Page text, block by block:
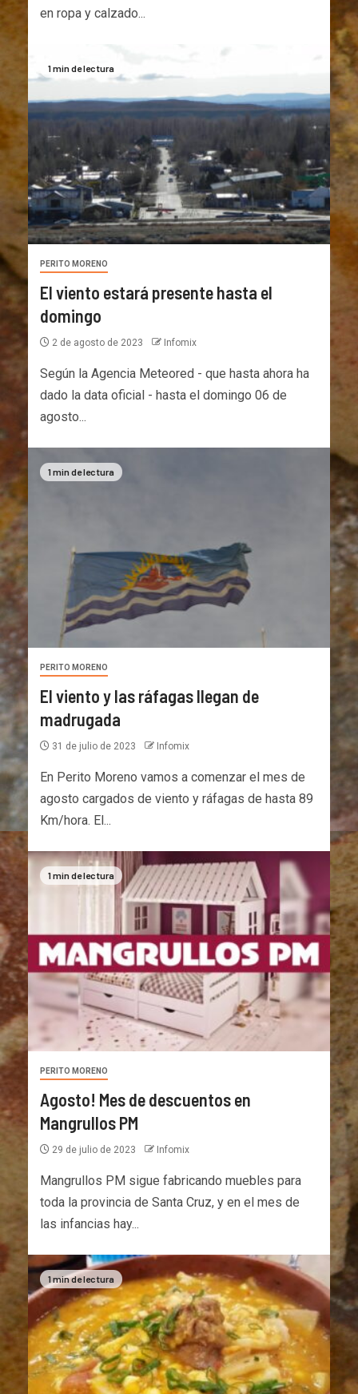
en ropa y calzado...
1 min de lectura
PERITO MORENO
El viento estará presente hasta el
domingo
2 de agosto de 2023 Infomix
Según la Agencia Meteored - que hasta ahora ha
dado la data oficial - hasta el domingo 06 de
agosto...
1 min de lectura
PERITO MORENO
El viento y las ráfagas llegan de
madrugada
31 de julio de 2023 Infomix
En Perito Moreno vamos a comenzar el mes de
agosto cargados de viento y ráfagas de hasta 89
Km/hora. El...
1 min de lectura
PERITO MORENO
Agosto! Mes de descuentos en
Mangrullos PM
29 de julio de 2023 Infomix
Mangrullos PM sigue fabricando muebles para
toda la provincia de Santa Cruz, y en el mes de
las infancias hay...
1 min de lectura